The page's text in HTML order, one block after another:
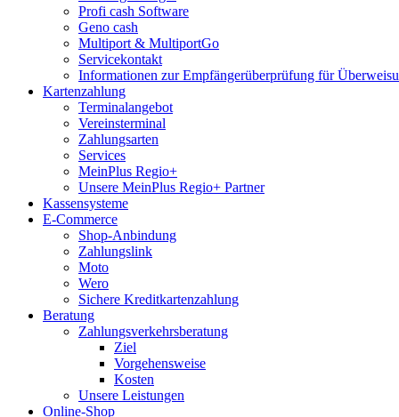
Profi cash Software
Geno cash
Multiport & MultiportGo
Servicekontakt
Informationen zur Empfängerüberprüfung für
Kartenzahlung
Terminalangebot
Vereinsterminal
Zahlungsarten
Services
MeinPlus Regio+
Unsere MeinPlus Regio+ Partner
Kassensysteme
E-Commerce
Shop-Anbindung
Zahlungslink
Moto
Wero
Sichere Kreditkartenzahlung
Beratung
Zahlungsverkehrsberatung
Ziel
Vorgehensweise
Kosten
Unsere Leistungen
Online-Shop